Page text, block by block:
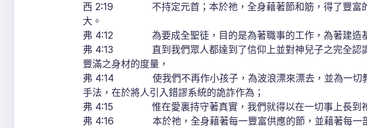
西 2:19 不持定元首；本於祂，全身藉著節和筋，得了豐富的
大。
弗 4:12 為要成全聖徒，目的是為著職事的工作，為著建造基
弗 4:13 直到我們眾人都達到了信仰上並對神兒子之完全認識
豐滿之身材的度量，
弗 4:14 使我們不再作小孩子，為波浪漂來漂去，並為一切教
手法，在於將人引入錯謬系統的詭詐作為；
弗 4:15 惟在愛裏持守著真實，我們就得以在一切事上長到祂
弗 4:16 本於祂，全身藉著每一豐富供應的節，並藉著每一部